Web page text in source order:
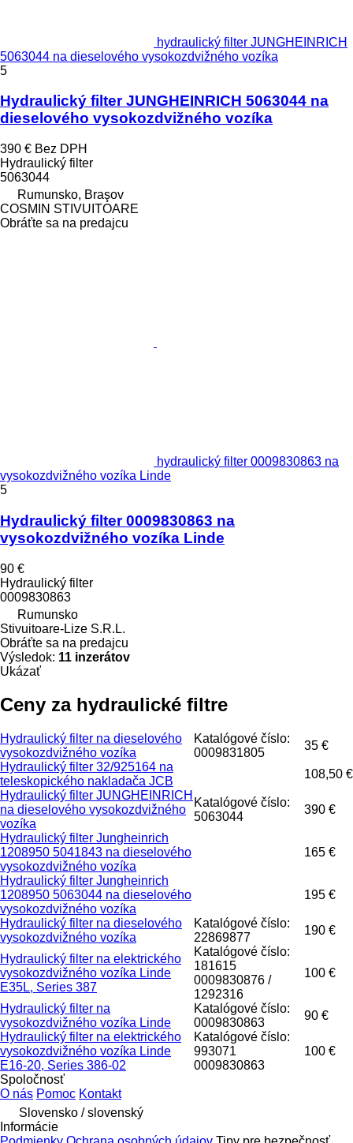
hydraulický filter JUNGHEINRICH
5063044 na dieselového vysokozdvižného vozíka
5
Hydraulický filter JUNGHEINRICH 5063044 na
dieselového vysokozdvižného vozíka
390 € Bez DPH
Hydraulický filter
5063044
Rumunsko, Braşov
COSMIN STIVUITOARE
Obráťte sa na predajcu
hydraulický filter 0009830863 na
vysokozdvižného vozíka Linde
5
Hydraulický filter 0009830863 na
vysokozdvižného vozíka Linde
90 €
Hydraulický filter
0009830863
Rumunsko
Stivuitoare-Lize S.R.L.
Obráťte sa na predajcu
Výsledok: 11 inzerátov
Ukázať
Ceny za hydraulické filtre
Hydraulický filter na dieselového
vysokozdvižného vozíka
Katalógové číslo:
0009831805
35 €
Hydraulický filter 32/925164 na
teleskopického nakladača JCB
108,50 €
Hydraulický filter JUNGHEINRICH
na dieselového vysokozdvižného
vozíka
Katalógové číslo:
5063044
390 €
Hydraulický filter Jungheinrich
1208950 5041843 na dieselového
vysokozdvižného vozíka
165 €
Hydraulický filter Jungheinrich
1208950 5063044 na dieselového
vysokozdvižného vozíka
195 €
Hydraulický filter na dieselového
vysokozdvižného vozíka
Katalógové číslo:
22869877
190 €
Hydraulický filter na elektrického
vysokozdvižného vozíka Linde
E35L, Series 387
Katalógové číslo:
181615
0009830876 /
1292316
100 €
Hydraulický filter na
vysokozdvižného vozíka Linde
Katalógové číslo:
0009830863
90 €
Hydraulický filter na elektrického
vysokozdvižného vozíka Linde
E16-20, Series 386-02
Katalógové číslo:
993071
0009830863
100 €
Spoločnosť
O nás Pomoc Kontakt
Slovensko / slovenský
Informácie